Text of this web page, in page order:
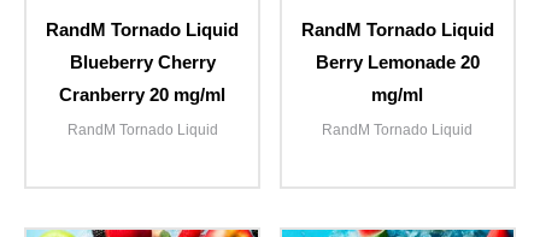
RandM Tornado Liquid
Blueberry Cherry
Cranberry 20 mg/ml
RandM Tornado Liquid
RandM Tornado Liquid
Berry Lemonade 20
mg/ml
RandM Tornado Liquid